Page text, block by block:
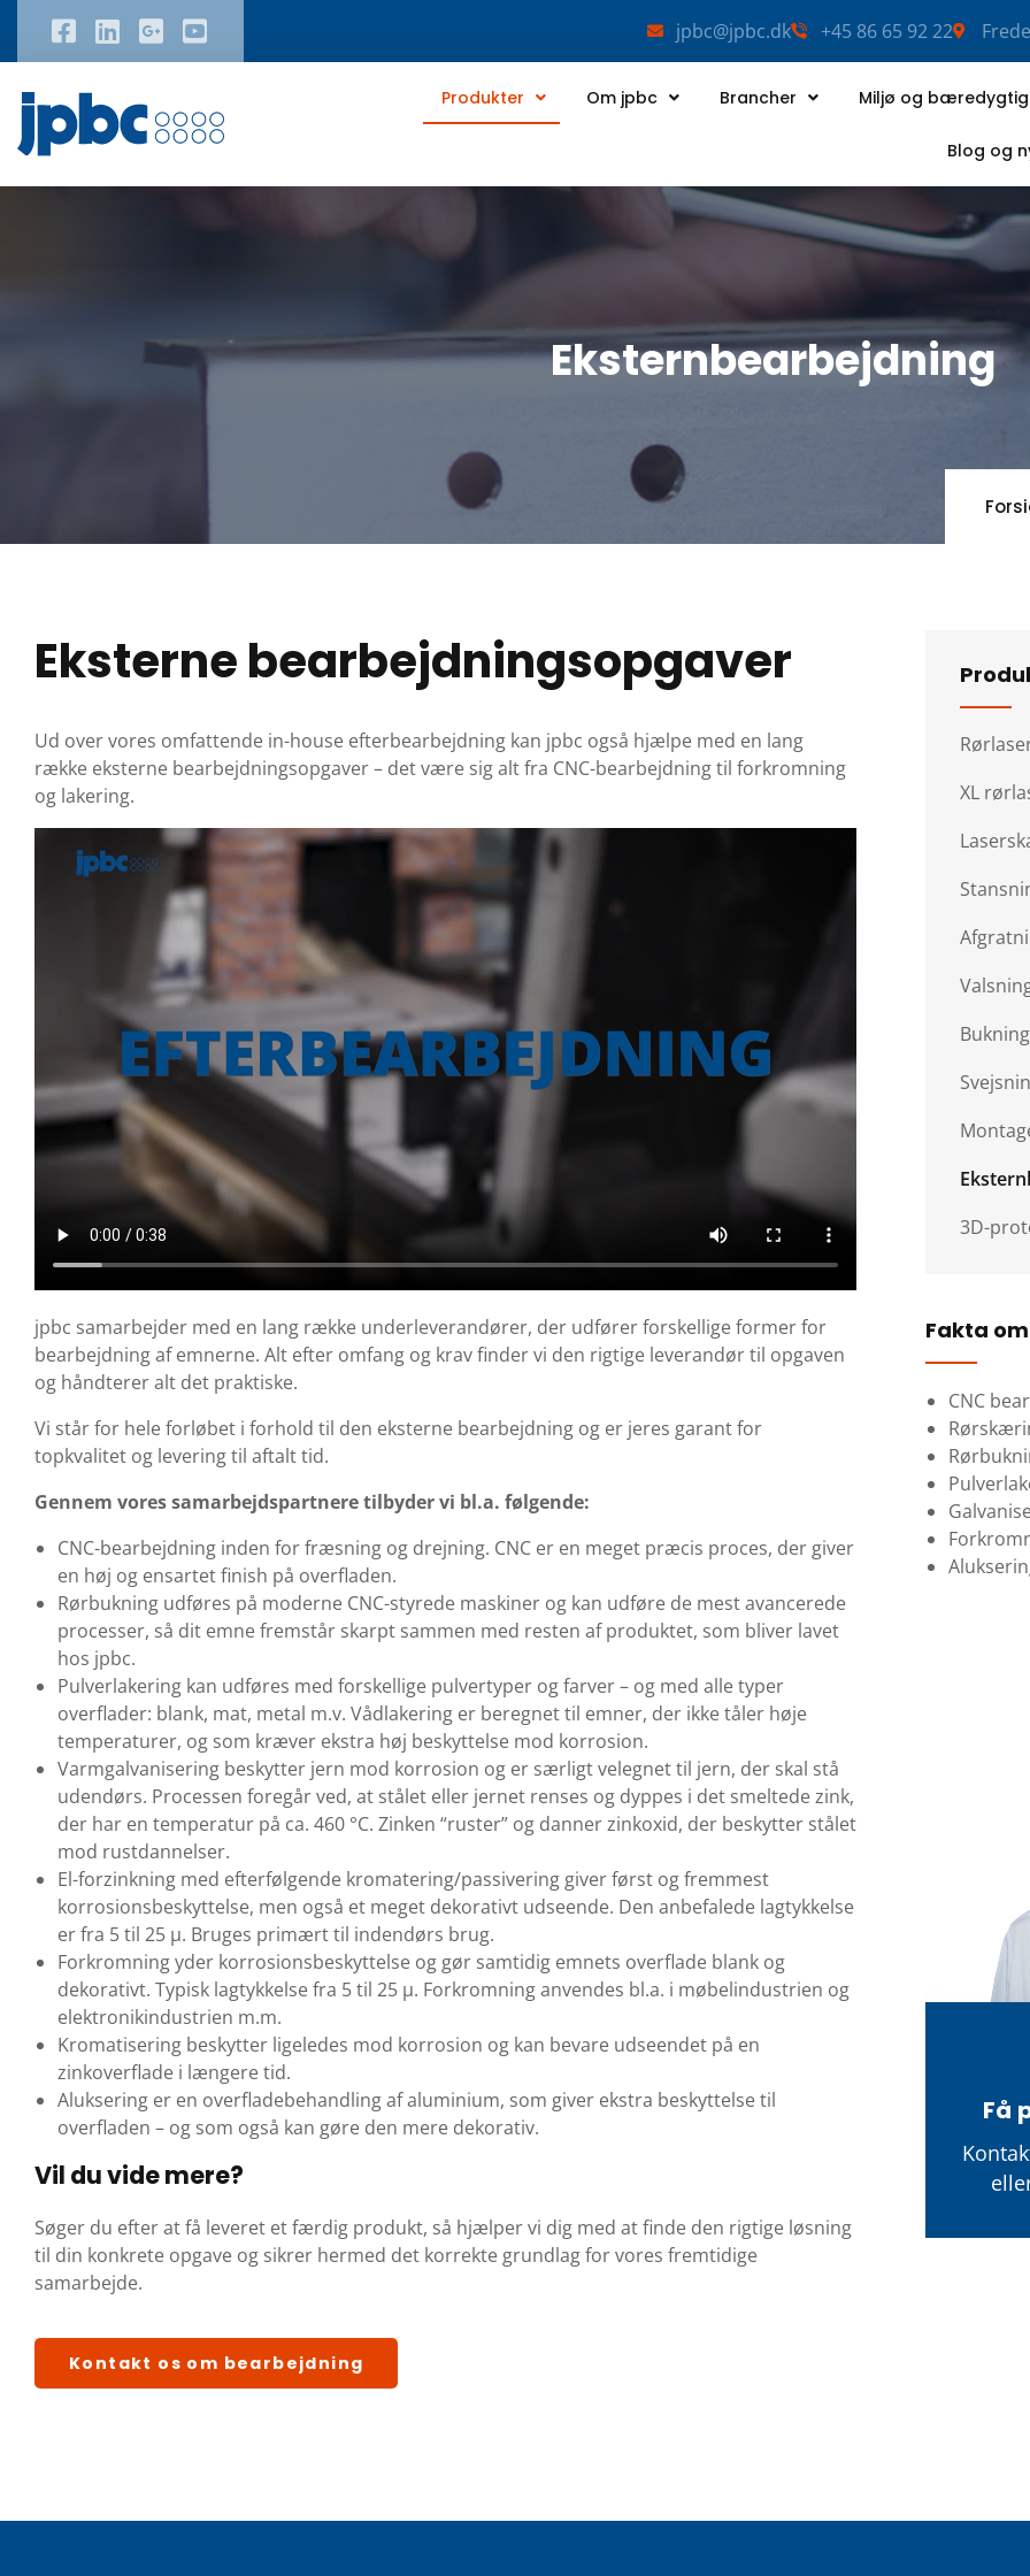
jpbc@jpbc.dk +45 86 65 92 22
Produkter Om jpbc Brancher Miljø og
Blog og
Eksternbearbejdning
Eksterne bearbejdningsopgaver
Ud over vores omfattende in-house efterbearbejdning kan jpbc også hjælpe med en lang
række eksterne bearbejdningsopgaver – det være sig alt fra CNC-bearbejdning til forkromning
og lakering.
jpbc samarbejder med en lang række underleverandører, der udfører forskellige former for
bearbejdning af emnerne. Alt efter omfang og krav finder vi den rigtige leverandør til opgaven
og håndterer alt det praktiske.
Vi står for hele forløbet i forhold til den eksterne bearbejdning og er jeres garant for
topkvalitet og levering til aftalt tid.
Gennem vores samarbejdspartnere tilbyder vi bl.a. følgende:
CNC-bearbejdning inden for fræsning og drejning. CNC er en meget præcis proces, der giver
en høj og ensartet finish på overfladen.
Rørbukning udføres på moderne CNC-styrede maskiner og kan udføre de mest avancerede
processer, så dit emne fremstår skarpt sammen med resten af produktet, som bliver lavet
hos jpbc.
Pulverlakering kan udføres med forskellige pulvertyper og farver – og med alle typer
overflader: blank, mat, metal m.v. Vådlakering er beregnet til emner, der ikke tåler høje
temperaturer, og som kræver ekstra høj beskyttelse mod korrosion.
Varmgalvanisering beskytter jern mod korrosion og er særligt velegnet til jern, der skal stå
udendørs. Processen foregår ved, at stålet eller jernet renses og dyppes i det smeltede zink,
der har en temperatur på ca. 460 °C. Zinken “ruster” og danner zinkoxid, der beskytter stålet
mod rustdannelser.
El-forzinkning med efterfølgende kromatering/passivering giver først og fremmest
korrosionsbeskyttelse, men også et meget dekorativt udseende. Den anbefalede lagtykkelse
er fra 5 til 25 µ. Bruges primært til indendørs brug.
Forkromning yder korrosionsbeskyttelse og gør samtidig emnets overflade blank og
dekorativt. Typisk lagtykkelse fra 5 til 25 µ. Forkromning anvendes bl.a. i møbelindustrien og
elektronikindustrien m.m.
Kromatisering beskytter ligeledes mod korrosion og kan bevare udseendet på en
zinkoverflade i længere tid.
Aluksering er en overfladebehandling af aluminium, som giver ekstra beskyttelse til
overfladen – og som også kan gøre den mere dekorativ.
Vil du vide mere?
Søger du efter at få leveret et færdig produkt, så hjælper vi dig med at finde den rigtige løsning
til din konkrete opgave og sikrer hermed det korrekte grundlag for vores fremtidige
samarbejde.
Kontakt os om bearbejdning
XL
Bukning
3D-
Fakta
CNC
Få